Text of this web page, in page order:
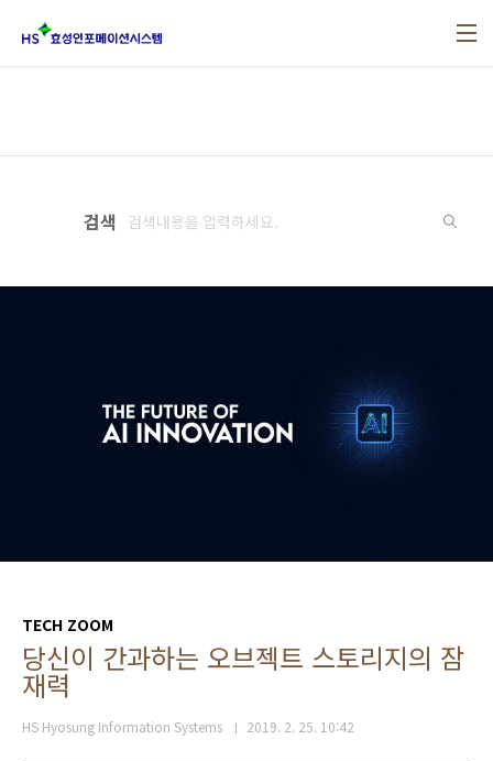
검색
TECH ZOOM
당신이 간과하는 오브젝트 스토리지의 잠
재력
HS Hyosung Information Systems 2019. 2. 25. 10:42